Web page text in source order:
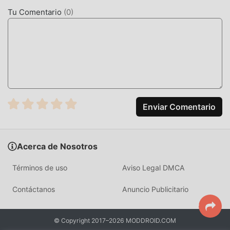
mapas y personajes de alta calidad hacen que Bubble
Shooter atraiga a muchos casual fanáticos, y en
sensorial del usuario, y hay muchos tipos diferentes de
teléfonos móviles apk con excelente adaptabilidad, lo que
garantiza que todos los amantes de los juegos de casual
puedan disfrutar plenamente la felicidad que trae Bubble
Shooter 123.0
El juego tradicional de casual requiere que los usuarios
pasen mucho tiempo para acumular su
riqueza/habilidad/habilidades en el juego, que es tanto la
Tu Comentario (0)
Enviar Comentario
Acerca de Nosotros
Términos de uso Aviso Legal DMCA
Contáctanos Anuncio Publicitario
© Copyright 2017–2026 MODDROID.COM